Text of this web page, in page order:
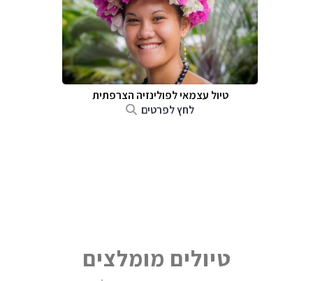
טיול עצמאי לפולינזיה הצרפתית
לחץ לפרטים
טיולים מומלצים